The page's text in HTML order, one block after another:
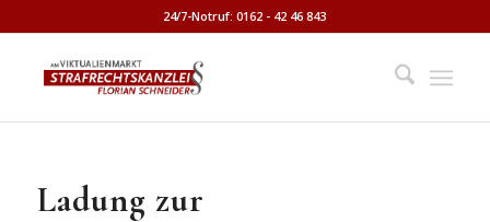
24/7-Notruf: 0162 - 42 46 843
Ladung zur